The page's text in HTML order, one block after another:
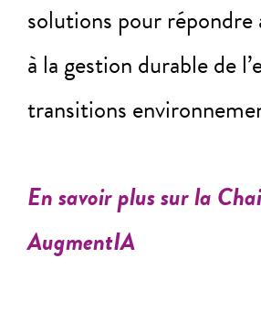
solutions pour répondre
à la gestion durable de
transitions
En savoir plus sur la
AugmentIA